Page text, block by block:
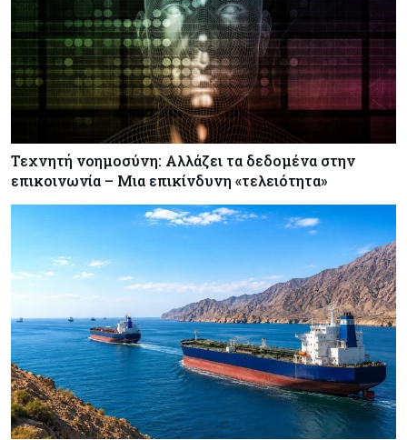
Τεχνητή νοημοσύνη: Αλλάζει τα δεδομένα στην
επικοινωνία – Μια επικίνδυνη «τελειότητα»